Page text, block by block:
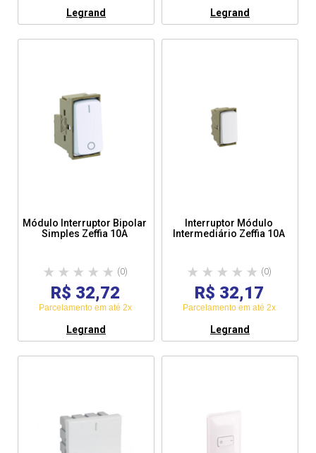
Legrand Legrand
Módulo Interruptor Bipolar
Simples Zeffia 10A
(0)
R$ 32,72
Parcelamento em até 2x
Legrand
Interruptor Módulo
Intermediário Zeffia 10A
(0)
R$ 32,17
Parcelamento em até 2x
Legrand